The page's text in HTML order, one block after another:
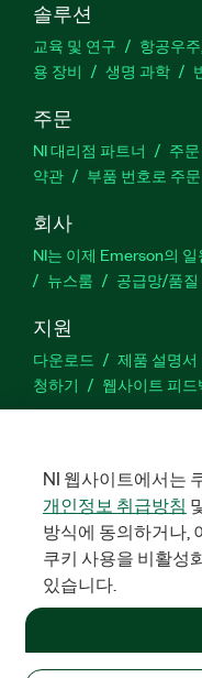
솔루션
교육 및 연구 항공우
용 장비
생명 과학
주문
NI 대리점 파트너 주
약관
부품 번호로 주
회사
NI는 이제 Emerson의
뉴스룸
공급망/품질
지원
다운로드 제품 설명서
청하기
웹사이트 피드
©NATIONAL
트㈜ | 주소: 서울특별시
파크원 타워1) | 대표자:
록번호: 214-81-91583 |
NI 웹사이트에서는
개인정보 취급방침
방식에 동의하거나,
쿠키 사용을 비활성
있습니다.